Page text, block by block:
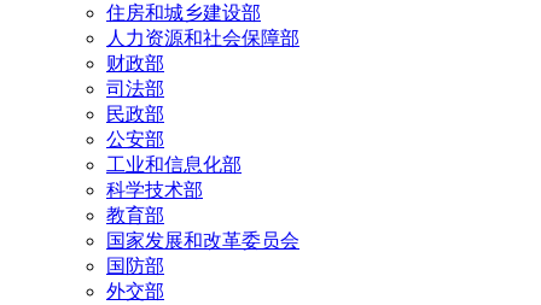
住房和城乡建设部
人力资源和社会保障部
财政部
司法部
民政部
公安部
工业和信息化部
科学技术部
教育部
国家发展和改革委员会
国防部
外交部